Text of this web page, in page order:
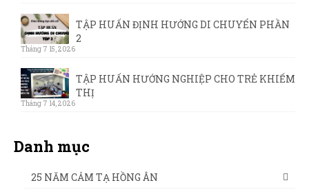
TẬP HUẤN ĐỊNH HƯỚNG DI CHUYỂN PHẦN
2
Tháng 7 15, 2026
TẬP HUẤN HƯỚNG NGHIỆP CHO TRẺ KHIẾM
THỊ
Tháng 7 14, 2026
Danh mục
25 NĂM CẢM TẠ HỒNG ÂN